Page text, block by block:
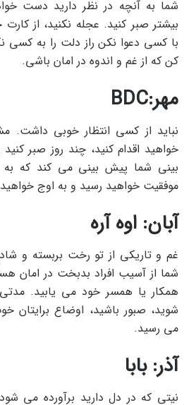
شما به آنچه در نظر دارید دست
بیشتر صبر کنید. عجله نکنید، از
با کسی دعوا نکن راز دلت را به کسی
کن که از غم و اندوه در امان باشی.
مهر:BDC
نباید از کسی انتظار خوبی
خواهید اقدام کنید، چند روز صبر
بینی شما پیش بینی می کند که
موفقیت خواهید رسید و به اوج
آبان: اوه آره
غم و تاریکی از تو رخت بربسته و
شما از آسیب افراد بدبخت در امان
همکار یا همسر خود می یابید.
شوید، صبور باشید، اوضاع
می رسید.
آذر: بابا
نیتی که در دل دارید برآورده می